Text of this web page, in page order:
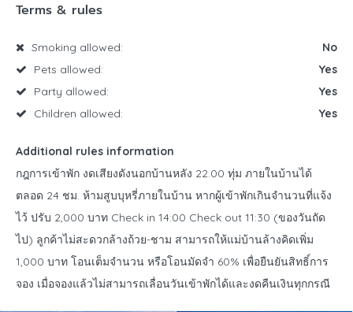
Terms & rules
Smoking allowed:
No
Pets allowed:
Yes
Party allowed:
Yes
Children allowed:
Yes
Additional rules information
กฎการเข้าพัก งดเสียงดังนอกบ้านหลัง 22.00 ทุ่ม ภายในบ้านได้
ตลอด 24 ชม. ห้ามสูบบุหรี่ภายในบ้าน หากผู้เข้าพักเกินจำนวนที่แจ้ง
ไว้ ปรับ 2,000 บาท Check in 14:00 Check out 11:30 (ของวันถัด
ไป) ลูกค้าไม่สะดวกล้างถ้วย-ชาม สามารถให้แม่บ้านล้างคิดเพิ่ม
1,000 บาท โอนเต็มจำนวน หรือโอนมัดจำ 60% เพื่อยืนยันสิทธิ์การ
จอง เมื่อจองแล้วไม่สามารถเลื่อนวันเข้าพักได้และงดคืนเงินทุกกรณี